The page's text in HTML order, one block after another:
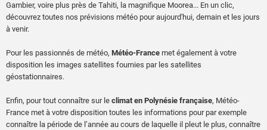
Ciel très nuageux avec des passages d'averses sur le
relief, les côtes Sud et Est, et la presqu'île. Ailleurs, le
Vent modéré de Sud-Est. Rafales 60/70
kilomètres/heure.
Mer agitée à forte. Houle longue de Sud-Ouest de 2
mètres 50.
Gambier, voire plus près de Tahiti, la magnifique Moorea... En un clic,
découvrez toutes nos prévisions météo pour aujourd'hui, demain et les jours
à venir.
Pour les passionnés de météo, Météo-France met également à votre
disposition les images satellites fournies par les satellites
géostationnaires.
Enfin, pour tout connaître sur le climat en Polynésie française, Météo-
France met à votre disposition toutes les informations pour par exemple
connaître la période de l’année au cours de laquelle il pleut le plus, connaître